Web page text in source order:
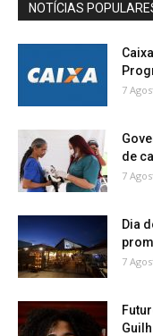
NOTÍCIAS
7
de
7
Dia
7